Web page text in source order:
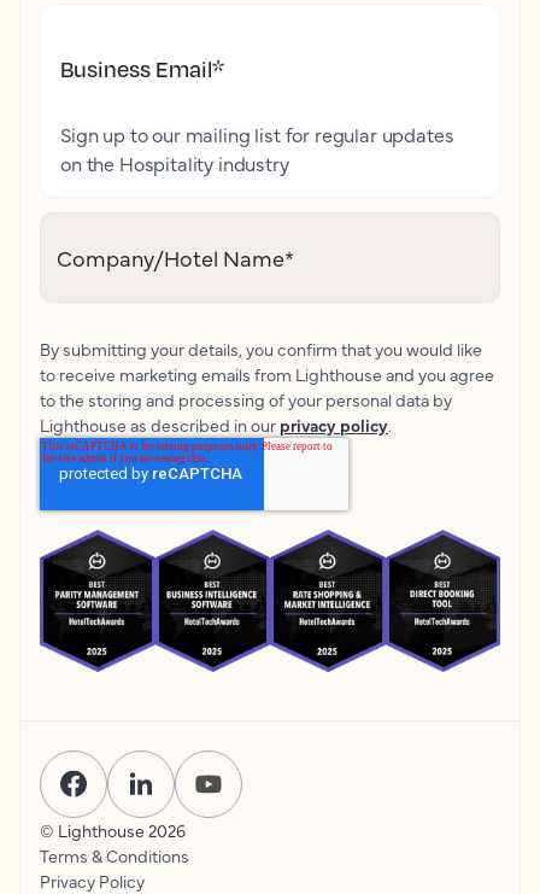
Business Email*
Sign up to our mailing list for regular updates
on the Hospitality industry
Company/Hotel Name*
By submitting your details, you confirm that you would like
to receive marketing emails from Lighthouse and you agree
to the storing and processing of your personal data by
Lighthouse as described in our privacy policy.
© Lighthouse 2026
Terms & Conditions
Privacy Policy